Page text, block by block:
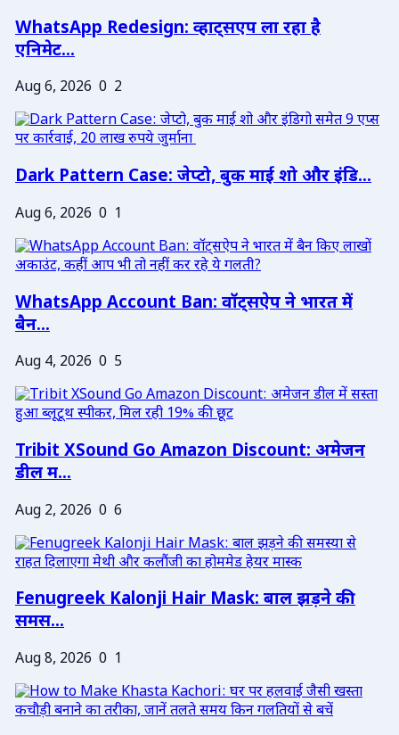
WhatsApp Redesign: व्हाट्सएप ला रहा है
एनिमेट...
Aug 6, 2026 0 2
Dark Pattern Case: जेप्टो, बुक माई शो और इंडि...
Aug 6, 2026 0 1
WhatsApp Account Ban: वॉट्सऐप ने भारत में
बैन...
Aug 4, 2026 0 5
Tribit XSound Go Amazon Discount: अमेजन
डील म...
Aug 2, 2026 0 6
Fenugreek Kalonji Hair Mask: बाल झड़ने की
समस...
Aug 8, 2026 0 1